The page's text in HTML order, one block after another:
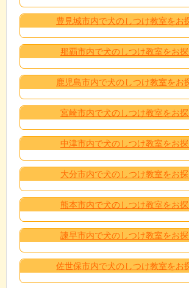
豊見城市内で犬のしつけ教室をお
那覇市内で犬のしつけ教室をお
鹿児島市内で犬のしつけ教室をお
宮崎市内で犬のしつけ教室をお
中津市内で犬のしつけ教室をお
大分市内で犬のしつけ教室をお
熊本市内で犬のしつけ教室をお
諫早市内で犬のしつけ教室をお
佐世保市内で犬のしつけ教室をお